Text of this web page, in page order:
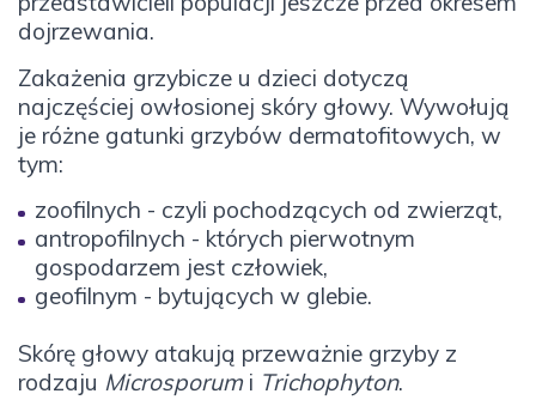
dojrzewania.
Zakażenia grzybicze u dzieci dotyczą
najczęściej owłosionej skóry głowy. Wywołują
je różne gatunki grzybów dermatofitowych, w
tym:
zoofilnych - czyli pochodzących od zwierząt,
antropofilnych - których pierwotnym
gospodarzem jest człowiek,
geofilnym - bytujących w glebie.
Skórę głowy atakują przeważnie grzyby z
rodzaju Microsporumi Trichophyton.